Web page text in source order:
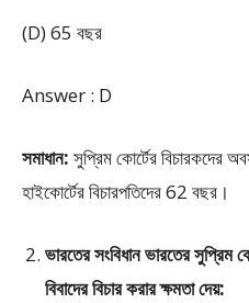
(D) 65 বছর
Answer : D
সমাধান: সুপ্রিম কোর্টের বিচারকদের
হাইকোর্টের বিচারপতিদের 62 বছর।
ভারতের সংবিধান ভারতের সুপ্রিম
বিবাদের বিচার করার ক্ষমতা দেয়: